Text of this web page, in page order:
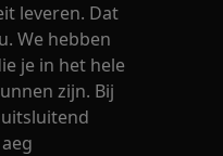
leveren. Dat
We hebben
je in het hele
zijn. Bij